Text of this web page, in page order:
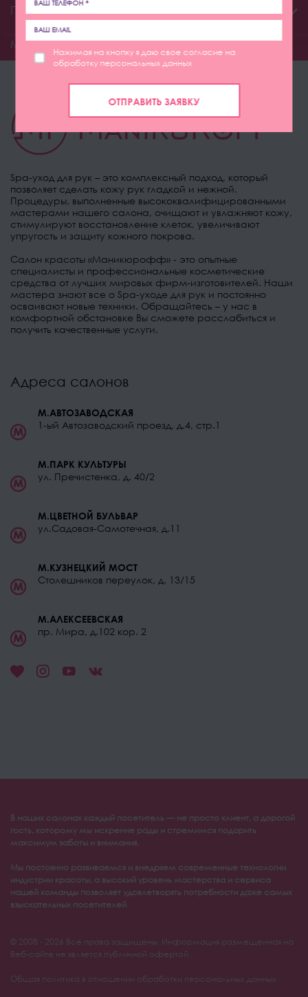
Перманентный макияж
Макияж
Spa-уход для рук – это комплексный подход, который
позволяет сделать кожу рук гладкой и нежной.
Процедуры, выполненные высококвалифицированными
мастерами нашего салона, очищают и увлажняют кожу,
стимулируют восстановление клеток, увеличивают
упругость и защиту кожного покрова.
Салон красоты «Маникюрофф» - это опытные
специалисты и профессиональные косметические
средства от лучших мировых фирм-изготовителей. Наши
мастера знают все о Spa-уходе для рук и постоянно
осваивают новые техники. Обращайтесь – у нас в
комфортной обстановке Вы сможете расслабиться и
получить качественные услуги.
Адреса салонов
М.АВТОЗАВОДСКАЯ
1-ый Автозаводский проезд, д.4, стр.1
М.ПАРК КУЛЬТУРЫ
ул. Пречистенка, д. 40/2
М.ЦВЕТНОЙ БУЛЬВАР
ул.Садовая-Самотечная, д.11
М.КУЗНЕЦКИЙ МОСТ
Столешников переулок, д. 13/15
М.АЛЕКСЕЕВСКАЯ
пр. Мира, д.102 кор. 2
В наших салонах каждый посетитель — не просто клиент, а дорогой
гость, которому мы искренне рады и стремимся подарить
максимум заботы и внимания.
Мы постоянно развиваемся и внедряем современные технологии
индустрии красоты, а высокий уровень мастерства и сервиса
нашей команды позволяет удовлетворять потребности даже самых
взыскательных посетителей
© 2008 - 2026 Все права защищены. Информация размещенная на
Веб-сайте не является публичной офертой.
Общая политика в отношении обработки персональных данных
Нажимая на кнопку я даю свое согласие на
обработку персональных данных
ОТПРАВИТЬ ЗАЯВКУ